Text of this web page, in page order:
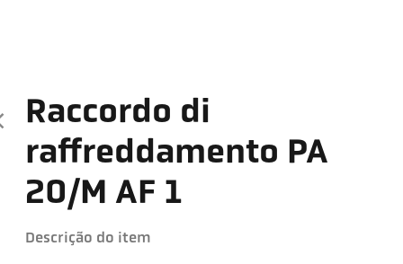
Raccordo di
raffreddamento PA
20/M AF 1
Descrição do item